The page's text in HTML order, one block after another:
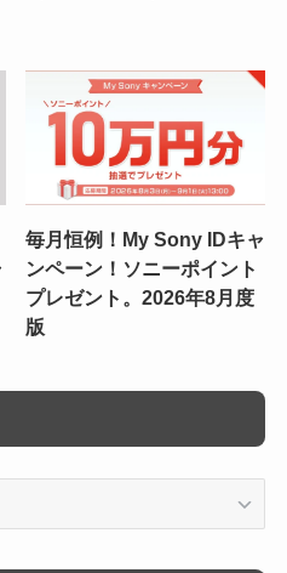
毎月恒例！My Sony IDキャ
ンペーン！ソニーポイント
プレゼント。2026年8月度
版